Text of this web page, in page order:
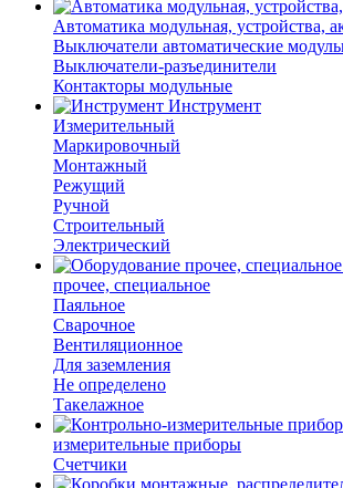
Автоматика модульная, устройства,
Выключатели автоматические
Выключатели-разъединители
Контакторы модульные
Инструмент
Измерительный
Маркировочный
Монтажный
Режущий
Ручной
Строительный
Электрический
прочее, специальное
Паяльное
Сварочное
Вентиляционное
Для заземления
Не определено
Такелажное
измерительные приборы
Счетчики